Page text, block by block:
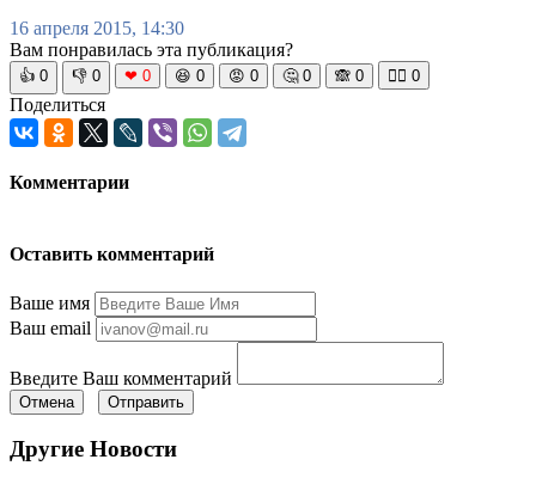
16 апреля 2015, 14:30
Вам понравилась эта публикация?
👍 0 👎 0 ❤ 0 😆 0 😡 0 🤔 0 🙈 0 🧘‍♀️ 0
Поделиться
Комментарии
Оставить комментарий
Ваше имя
Ваш email
Введите Ваш комментарий
Отмена Отправить
Другие Новости